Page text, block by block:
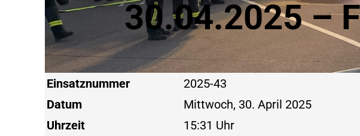
30.04.2025 –
Einsatznummer
2025-43
Datum
Mittwoch, 30. April 2025
Uhrzeit
15:31 Uhr